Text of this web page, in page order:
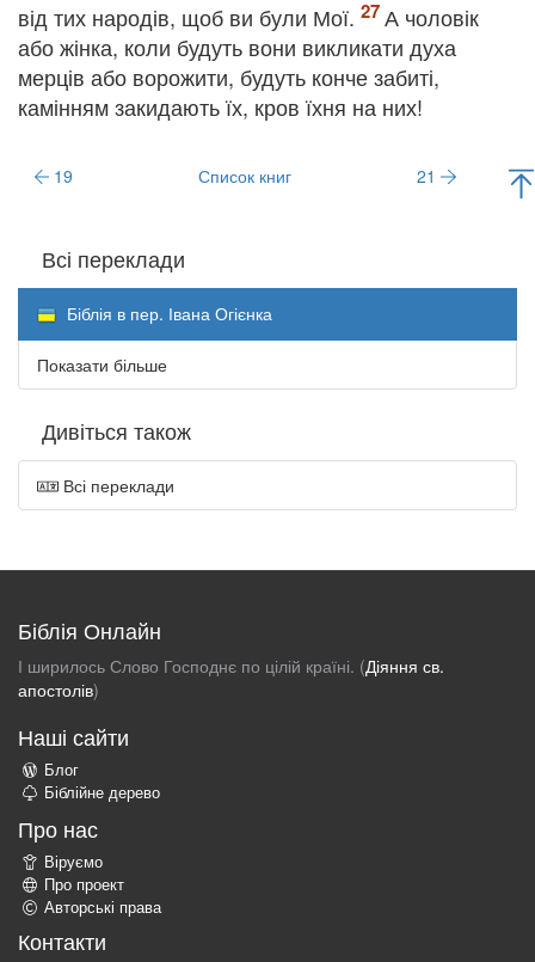
від тих народів, щоб ви були Мої.
А чоловік
або жінка, коли будуть вони викликати духа
мерців або ворожити, будуть конче забиті,
камінням закидають їх, кров їхня на них!
19 Список книг 21
Всі переклади
Біблія в пер. Івана Огієнка
Показати більше
Дивіться також
Всі переклади
Біблія Онлайн
І ширилось Слово Господнє по цілій країні. (Діяння св.
апостолів)
Наші сайти
Блог
Біблійне дерево
Про нас
Віруємо
Про проект
Авторські права
Контакти